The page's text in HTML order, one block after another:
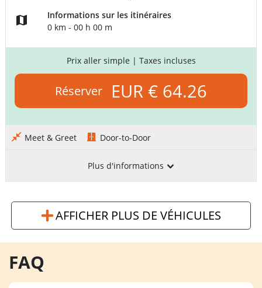
Informations sur les itinéraires
0 km - 00 h 00 m
Prix aller simple | Taxes incluses
Réserver EUR € 64.26
Meet & Greet Door-to-Door
Plus d'informations
AFFICHER PLUS DE VÉHICULES
FAQ